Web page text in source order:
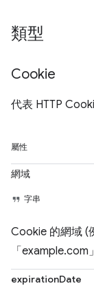
類型
Cookie
代表 HTTP
屬性
網域
字串
Cookie 的網域 (
「example.com
expirationDate